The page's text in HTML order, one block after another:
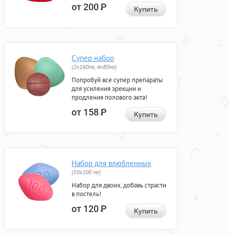
от 200Р Купить
Супер набор
(2х160мг, 4х80мг)
Попробуй все супер препараты
для усиления эрекции и
продления полового акта!
от 158Р Купить
Набор для влюбленных
(10х100 мг)
Набор для двоих, добавь страсти
в постель!
от 120Р Купить